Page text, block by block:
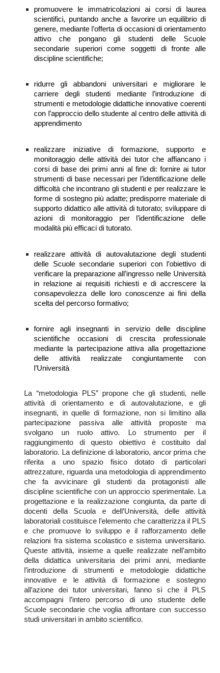
promuovere le immatricolazioni ai corsi di laurea
scientifici, puntando anche a favorire un equilibrio di
genere, mediante l’offerta di occasioni di orientamento
attivo che pongano gli studenti delle Scuole
secondarie superiori come soggetti di fronte alle
discipline scientifiche;
ridurre gli abbandoni universitari e migliorare le
carriere degli studenti mediante l’introduzione di
strumenti e metodologie didattiche innovative coerenti
con l’approccio dello studente al centro delle attività di
apprendimento
realizzare iniziative di formazione, supporto e
monitoraggio delle attività dei tutor che affiancano i
corsi di base dei primi anni al fine di: fornire ai tutor
strumenti di base necessari per l’identificazione delle
difficoltà che incontrano gli studenti e per realizzare le
forme di sostegno più adatte; predisporre materiale di
supporto didattico alle attività di tutorato; sviluppare di
azioni di monitoraggio per l’identificazione delle
modalità più efficaci di tutorato.
realizzare attività di autovalutazione degli studenti
delle Scuole secondarie superiori con l’obiettivo di
verificare la preparazione all’ingresso nelle Università
in relazione ai requisiti richiesti e di accrescere la
consapevolezza delle loro conoscenze ai fini della
scelta del percorso formativo;
fornire agli insegnanti in servizio delle discipline
scientifiche occasioni di crescita professionale
mediante la partecipazione attiva alla progettazione
delle attività realizzate congiuntamente con
l’Università
La “metodologia PLS” propone che gli studenti, nelle
attività di orientamento e di autovalutazione, e gli
insegnanti, in quelle di formazione, non si limitino alla
partecipazione passiva alle attività proposte ma
svolgano un ruolo attivo. Lo strumento per il
raggiungimento di questo obiettivo è costituito dal
laboratorio. La definizione di laboratorio, ancor prima che
riferita a uno spazio fisico dotato di particolari
attrezzature, riguarda una metodologia di apprendimento
che fa avvicinare gli studenti da protagonisti alle
discipline scientifiche con un approccio sperimentale. La
progettazione e la realizzazione congiunta, da parte di
docenti della Scuola e dell’Università, delle attività
laboratoriali costituisce l’elemento che caratterizza il PLS
e che promuove lo sviluppo e il rafforzamento delle
relazioni fra sistema scolastico e sistema universitario.
Queste attività, insieme a quelle realizzate nell’ambito
della didattica universitaria dei primi anni, mediante
l’introduzione di strumenti e metodologie didattiche
innovative e le attività di formazione e sostegno
all’azione dei tutor universitari, fanno sì che il PLS
accompagni l’intero percorso di uno studente delle
Scuole secondarie che voglia affrontare con successo
studi universitari in ambito scientifico.